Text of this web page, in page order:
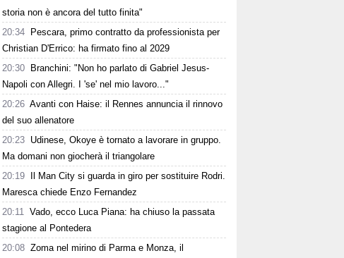
storia non è ancora del tutto finita"
20:34
Pescara, primo contratto da professionista per
Christian D'Errico: ha firmato fino al 2029
20:30
Branchini: "Non ho parlato di Gabriel Jesus-
Napoli con Allegri. I 'se' nel mio lavoro..."
20:26 Avanti con Haise: il Rennes annuncia il rinnovo
del suo allenatore
20:23 Udinese, Okoye è tornato a lavorare in gruppo.
Ma domani non giocherà il triangolare
20:19
Il Man City si guarda in giro per sostituire Rodri.
Maresca chiede Enzo Fernandez
20:11 Vado, ecco Luca Piana: ha chiuso la passata
stagione al Pontedera
20:08 Zoma nel mirino di Parma e Monza, il